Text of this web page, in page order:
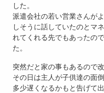
した。
派遣会社の若い営業さんが
しそうに話していたのとマ
れてくれる先でもあったの
た。
突然だと家の事もあるので
その日は主人が子供達の面
多少遅くなるかもと告げて出